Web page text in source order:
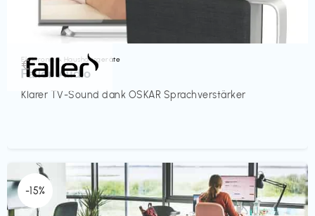
Elektronik & Haushaltsgeräte
Faller Audio
Klarer TV-Sound dank OSKAR Sprachverstärker
€‎
-15%